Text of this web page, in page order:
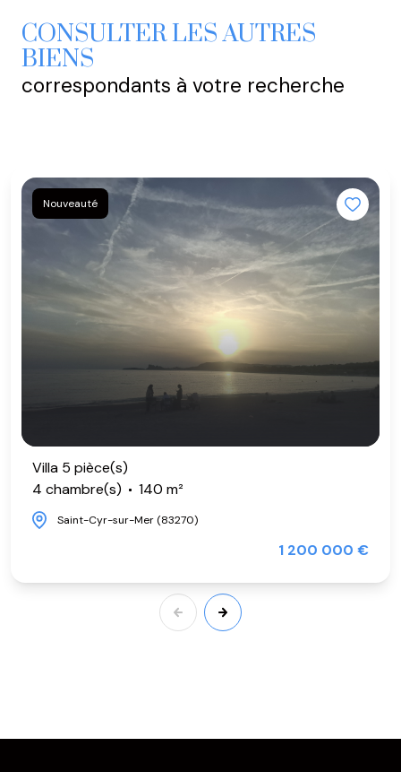
CONSULTER LES AUTRES
BIENS
correspondants à votre recherche
Nouveauté
Villa 5 pièce(s)
4 chambre(s)
140 m²
Saint-Cyr-sur-Mer (83270)
1 200 000 €